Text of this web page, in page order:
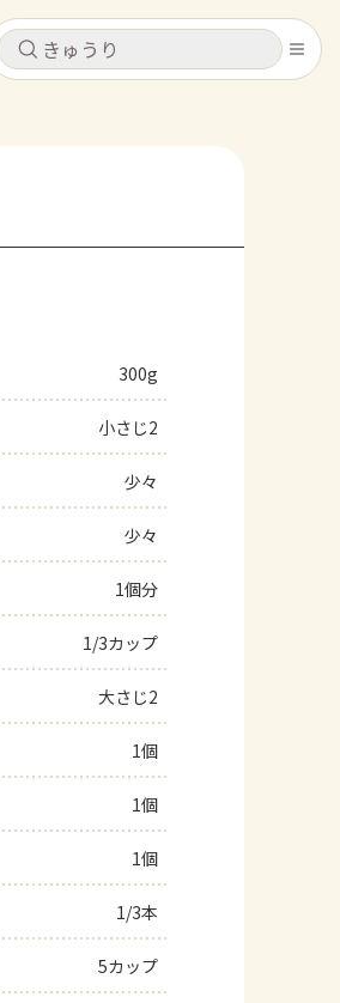
キャンセル
シピ
ーク
よくあるお問い合わせ
PARK とは
キャンセル
300g
小さじ2
少々
少々
1個分
1/3カップ
大さじ2
1個
1個
1個
1/3本
5カップ